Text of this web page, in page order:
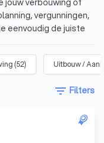
jouw verbouwing of
vergunningen,
eenvoudig de juiste
met één klik
(52) Uitbouw /
filter_list Filters